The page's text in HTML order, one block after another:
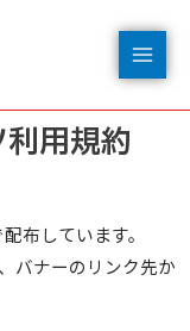
用規約
布しています。
バナーのリンク先か